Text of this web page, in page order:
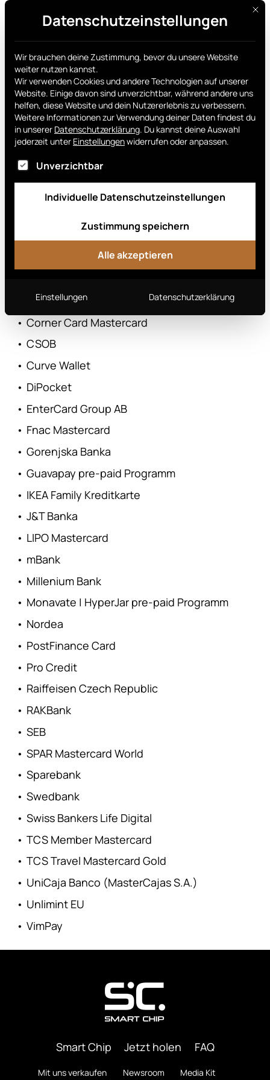
Jetzt holen
[ultimatemember_account]
Filter
• 365 Banka
• Cembra Mastercard Gold
Cembra Mastercard Premium
Certo! One Mastercard World
Citadele Banka
Coop Pank
• Corner Card Mastercard
• CSOB
• Curve Wallet
• DiPocket
• EnterCard Group AB
• Fnac Mastercard
• Gorenjska Banka
• Guavapay pre-paid Programm
• IKEA Family Kreditkarte
• J&T Banka
• LIPO Mastercard
• mBank
• Millenium Bank
• Monavate | HyperJar pre-paid Programm
• Nordea
• PostFinance Card
• Pro Credit
• Raiffeisen Czech Republic
• RAKBank
• SEB
• SPAR Mastercard World
• Sparebank
• Swedbank
• Swiss Bankers Life Digital
• TCS Member Mastercard
• TCS Travel Mastercard Gold
• UniCaja Banco (MasterCajas S.A.)
• Unlimint EU
• VimPay
Smart Chip Jetzt holen FAQ
Mit uns verkaufen Newsroom Media Kit
Datenschutzeinstellungen
Wir brauchen deine Zustimmung, bevor du unsere Website
weiter nutzen kannst.
Wir verwenden Cookies und andere Technologien auf unserer
Website. Einige davon sind unverzichtbar, während andere uns
helfen, diese Website und dein Nutzererlebnis zu verbessern.
Weitere Informationen zur Verwendung deiner Daten findest du
in unserer Datenschutzerklärung. Du kannst deine Auswahl
jederzeit unter Einstellungenwiderrufen oder anpassen.
Im Folgenden findest du eine Liste von
Unverzichtbar
Individuelle Datenschutzeinstellungen
Zustimmung speichern
Alle akzeptieren
Einstellungen Datenschutzerklärung